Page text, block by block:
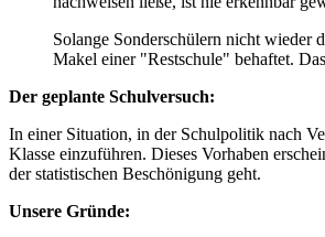
Solange Sonderschülern nicht wieder
Makel einer "Restschule" behaftet.
Der geplante Schulversuch:
In einer Situation, in der Schulpolitik nach
Klasse einzuführen. Dieses Vorhaben
der statistischen Beschönigung geht.
Unsere Gründe: